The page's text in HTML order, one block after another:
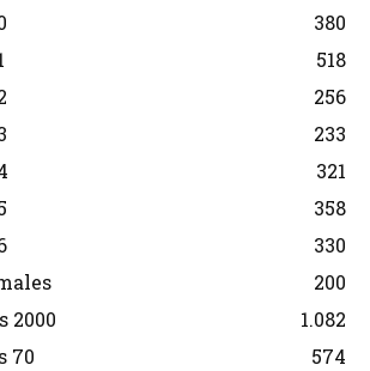
380
518
256
233
321
358
330
200
2000
1.082
70
574